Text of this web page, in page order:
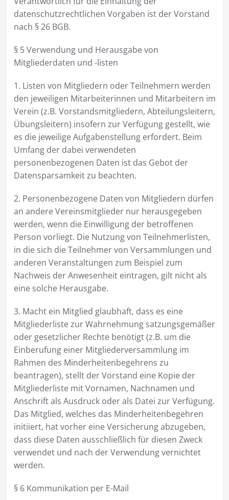
datenschutzrechtlichen Vorgaben ist der Vorstand
nach § 26 BGB.
§ 5 Verwendung und Herausgabe von
Mitgliederdaten und -listen
1. Listen von Mitgliedern oder Teilnehmern werden
den jeweiligen Mitarbeiterinnen und Mitarbeitern im
Verein (z.B. Vorstandsmitgliedern, Abteilungsleitern,
Übungsleitern) insofern zur Verfügung gestellt, wie
es die jeweilige Aufgabenstellung erfordert. Beim
Umfang der dabei verwendeten
personenbezogenen Daten ist das Gebot der
Datensparsamkeit zu beachten.
2. Personenbezogene Daten von Mitgliedern dürfen
an andere Vereinsmitglieder nur herausgegeben
werden, wenn die Einwilligung der betroffenen
Person vorliegt. Die Nutzung von Teilnehmerlisten,
in die sich die Teilnehmer von Versammlungen und
anderen Veranstaltungen zum Beispiel zum
Nachweis der Anwesenheit eintragen, gilt nicht als
eine solche Herausgabe.
3. Macht ein Mitglied glaubhaft, dass es eine
Mitgliederliste zur Wahrnehmung satzungsgemäßer
oder gesetzlicher Rechte benötigt (z.B. um die
Einberufung einer Mitgliederversammlung im
Rahmen des Minderheitenbegehrens zu
beantragen), stellt der Vorstand eine Kopie der
Mitgliederliste mit Vornamen, Nachnamen und
Anschrift als Ausdruck oder als Datei zur Verfügung.
Das Mitglied, welches das Minderheitenbegehren
initiiert, hat vorher eine Versicherung abzugeben,
dass diese Daten ausschließlich für diesen Zweck
verwendet und nach der Verwendung vernichtet
werden.
§ 6 Kommunikation per E-Mail